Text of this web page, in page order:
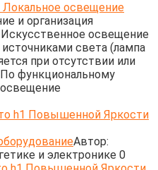
и организация
освещение
света (лампа
при отсутствии или
функциональному
h1 Повышенной Яркости
Автор:
и электронике 0